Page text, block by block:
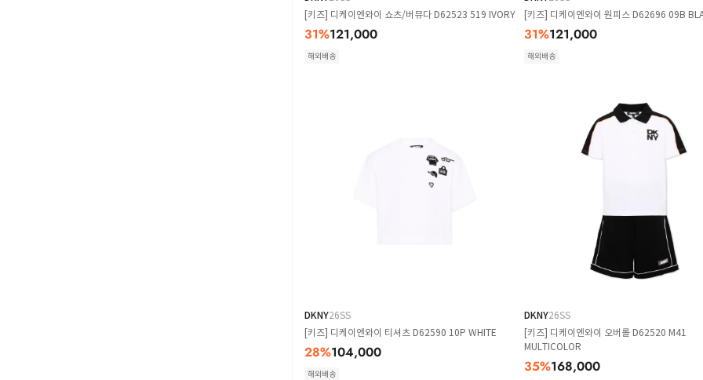
[키즈] 디케이엔와이 쇼츠/버뮤다 D62523 519 IVORY
31%121,000
해외배송
[키즈] 디케이엔와이 원피스 D62696 09B
31%121,000
해외배송
DKNY26SS
[키즈] 디케이엔와이 티셔츠 D62590 10P WHITE
28%104,000
해외배송
DKNY26SS
[키즈] 디케이엔와이 오버롤 D62520 M41
MULTICOLOR
35%168,000